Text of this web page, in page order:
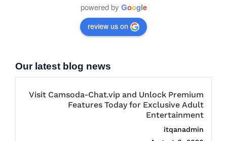
powered by Google
review us on
Our latest blog news
Visit Camsoda-Chat.vip and Unlock Premium
Features Today for Exclusive Adult
Entertainment
itqanadmin